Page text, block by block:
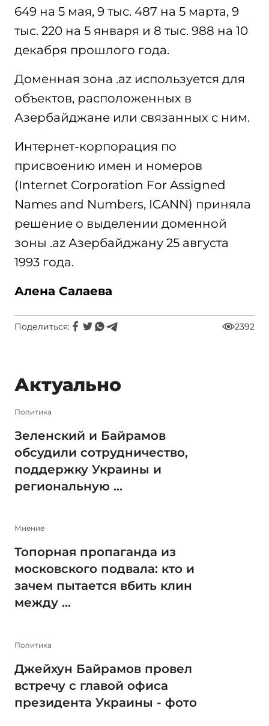
649 на 5 мая, 9 тыс. 487 на 5 марта, 9
тыс. 220 на 5 января и 8 тыс. 988 на 10
декабря прошлого года.
Доменная зона .az используется для
объектов, расположенных в
Азербайджане или связанных с ним.
Интернет-корпорация по
присвоению имен и номеров
(Internet Corporation For Assigned
Names and Numbers, ICANN) приняла
решение о выделении доменной
зоны .az Азербайджану 25 августа
1993 года.
Алена Салаева
Поделиться: 2392
Актуально
Политика
Зеленский и Байрамов
обсудили сотрудничество,
поддержку Украины и
региональную ...
Мнение
Топорная пропаганда из
московского подвала: кто и
зачем пытается вбить клин
между ...
Политика
Джейхун Байрамов провел
встречу с главой офиса
президента Украины - фото